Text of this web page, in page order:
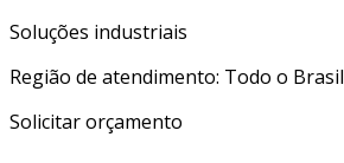
Soluções industriais
Região de atendimento: Todo o Brasil
Solicitar orçamento